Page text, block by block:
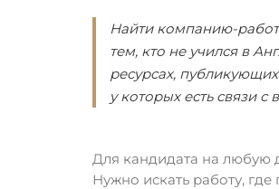
Найти компанию-
тем, кто не учился в
ресурсах,
у которых есть связи с
Для кандидата на любую
Нужно искать работу,